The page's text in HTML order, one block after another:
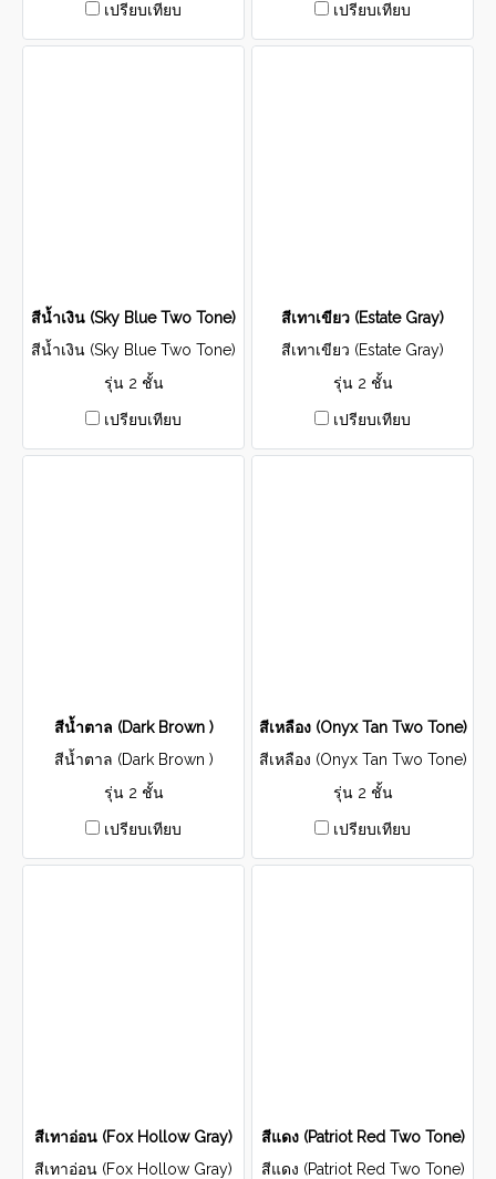
เปรียบเทียบ เปรียบเทียบ
สีน้ำเงิน (Sky Blue Two Tone)
สีน้ำเงิน (Sky Blue Two Tone)
รุ่น 2 ชั้น
เปรียบเทียบ
สีเทาเขียว (Estate Gray)
สีเทาเขียว (Estate Gray)
รุ่น 2 ชั้น
เปรียบเทียบ
สีน้ำตาล (Dark Brown )
สีน้ำตาล (Dark Brown )
รุ่น 2 ชั้น
เปรียบเทียบ
สีเหลือง (Onyx Tan Two Tone)
สีเหลือง (Onyx Tan Two Tone)
รุ่น 2 ชั้น
เปรียบเทียบ
สีเทาอ่อน (Fox Hollow Gray)
สีเทาอ่อน (Fox Hollow Gray)
สีแดง (Patriot Red Two Tone)
สีแดง (Patriot Red Two Tone)